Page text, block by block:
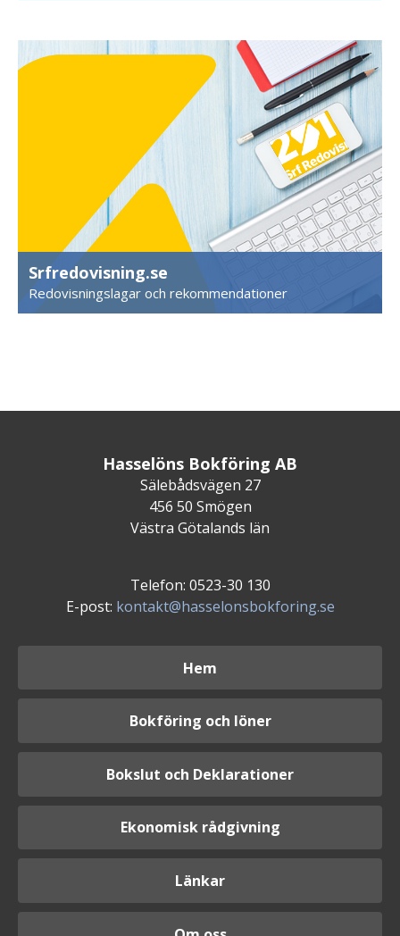
Srfredovisning.se
Redovisningslagar och rekommendationer
Hasselöns Bokföring AB
Sälebådsvägen 27
456 50 Smögen
Västra Götalands län
Telefon: 0523-30 130
E-post: kontakt@hasselonsbokforing.se
Hem
Bokföring och löner
Bokslut och Deklarationer
Ekonomisk rådgivning
Länkar